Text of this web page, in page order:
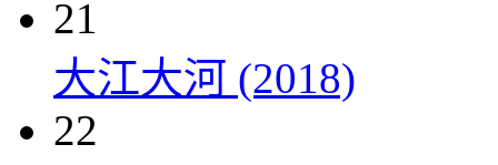
21
大江大河 (2018)
22